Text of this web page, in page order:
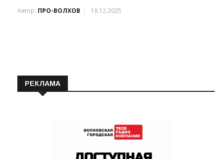
Автор: ПРО-ВОЛХОВ 18.12.2025
РЕКЛАМА